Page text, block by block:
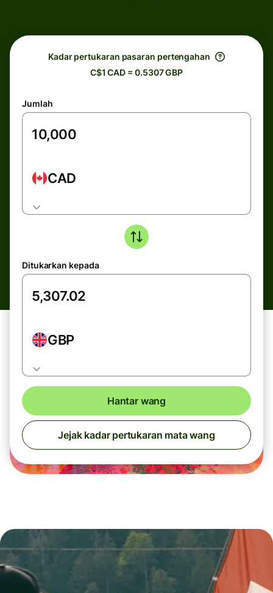
Kadar pertukaran pasaran pertengahan
C$1 CAD = 0.5307 GBP
Jumlah
CAD
Ditukarkan kepada
GBP
Hantar wang
Jejak kadar pertukaran mata wang